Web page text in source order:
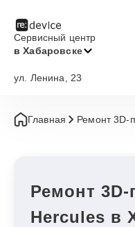
Сервисный центр
в Хабаровске
ул. Ленина, 23
Главная Ремонт 3D-
Ремонт
Hercules в